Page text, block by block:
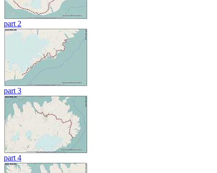
part 2
part 3
part 4